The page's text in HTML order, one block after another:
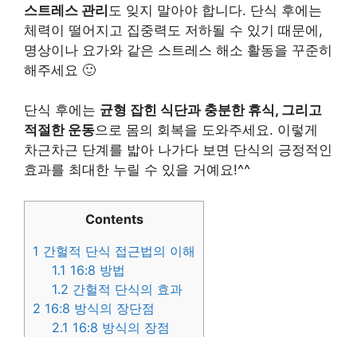
스트레스 관리 도 잊지 말아야 합니다. 단식 후에는
체력이 떨어지고 집중력도 저하될 수 있기 때문에,
명상이나 요가와 같은 스트레스 해소 활동을 꾸준히
해주세요 🙂
단식 후에는 균형 잡힌 식단과 충분한 휴식, 그리고
적절한 운동으로 몸의 회복을 도와주세요. 이렇게
차근차근 단계를 밟아 나가다 보면 단식의 긍정적인
효과를 최대한 누릴 수 있을 거예요!^^
Contents
1 간헐적 단식 접근법의 이해
1.1 16:8 방법
1.2 간헐적 단식의 효과
2 16:8 방식의 장단점
2.1 16:8 방식의 장점